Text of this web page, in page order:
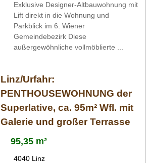
Exklusive Designer-Altbauwohnung mit
Lift direkt in die Wohnung und
Parkblick im 6. Wiener
Gemeindebezirk Diese
außergewöhnliche vollmöblierte ...
Linz/Urfahr:
PENTHOUSEWOHNUNG der
Superlative, ca. 95m² Wfl. mit
Galerie und großer Terrasse
95,35 m²
4040 Linz